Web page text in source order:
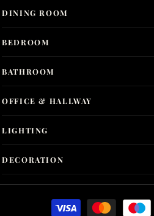
DINING ROOM
BEDROOM
BATHROOM
OFFICE & HALLWAY
LIGHTING
DECORATION